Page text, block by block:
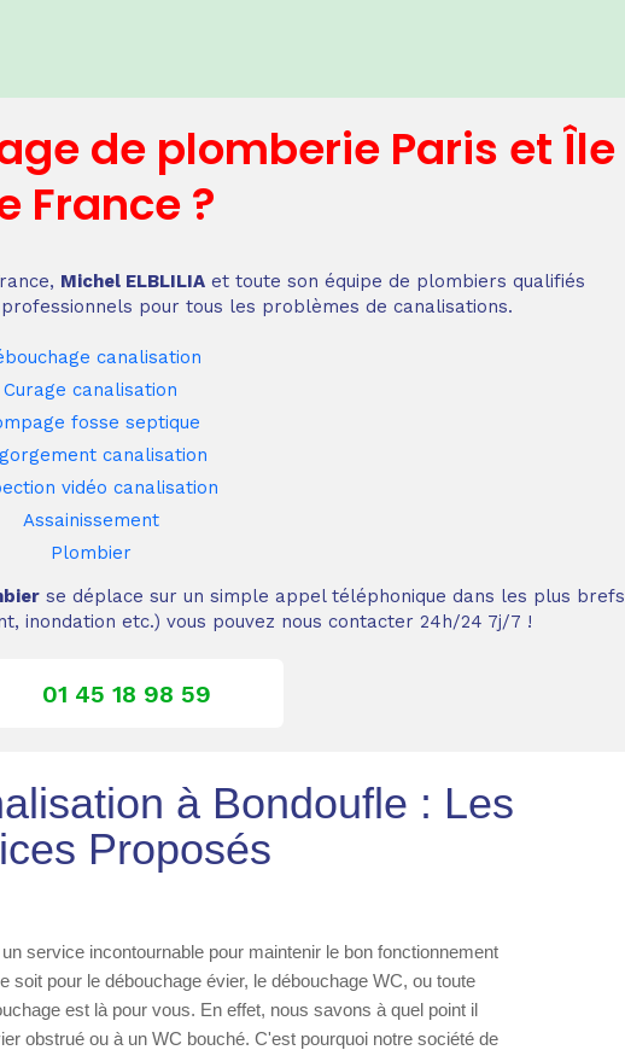
de plomberie Paris et Île
France?
Michel ELBLILIA et toute son équipe de plombiers qualifiés
pour tous les problèmes de canalisations.
canalisation
Curage canalisation
fosse septique
canalisation
vidéo canalisation
Assainissement
Plombier
se déplace sur un simple appel téléphonique dans les plus brefs
inondation etc.) vous pouvez nous contacter 24h/24 7j/7 !
01 45 18 98 59
à Bondoufle : Les
Proposés
service incontournable pour maintenir le bon fonctionnement
pour le débouchage évier, le débouchage WC, ou toute
est là pour vous. En effet, nous savons à quel point il
obstrué ou à un WC bouché. C'est pourquoi notre société de